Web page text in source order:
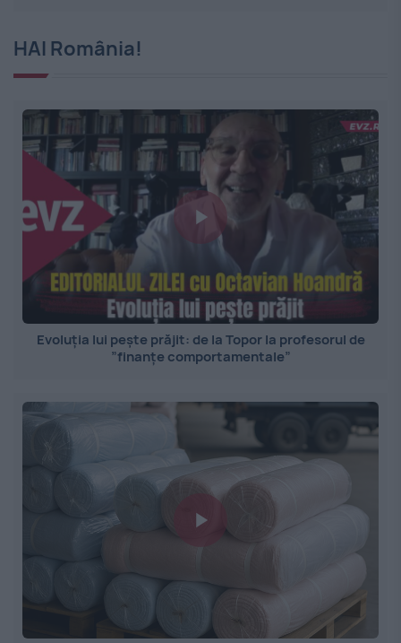
HAI România!
Evoluția lui pește prăjit: de la Topor la profesorul de
”finanțe comportamentale”